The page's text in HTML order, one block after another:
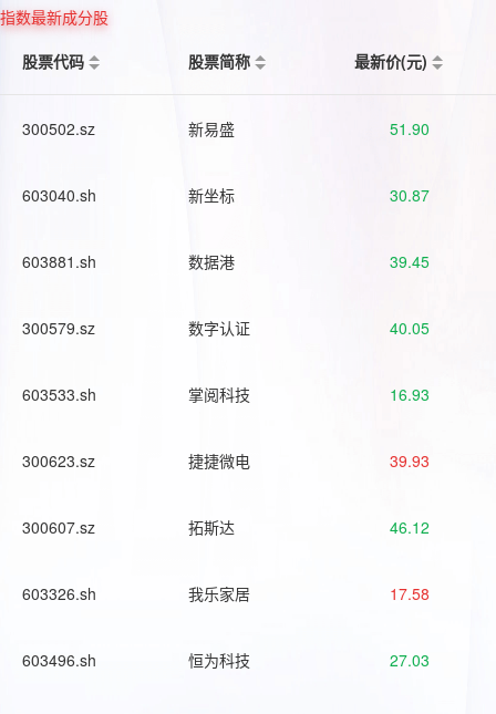
指数最新成分股
股票代码
股票简称 最新价(元)
300502.sz 新易盛 51.90
603040.sh 新坐标 30.87
603881.sh 数据港 39.45
300579.sz 数字认证 40.05
603533.sh 掌阅科技 16.93
300623.sz 捷捷微电 39.93
300607.sz 拓斯达 46.12
603326.sh 我乐家居 17.58
603496.sh 恒为科技 27.03